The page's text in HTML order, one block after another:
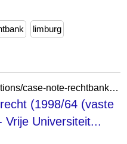
limburg
https://research.vu.nl/en/publications/case-note-rechtbank-utrecht-199864-vaste-stijging-is-geen-toeslag/
(1998/64 (vaste
Vrije Universiteit...